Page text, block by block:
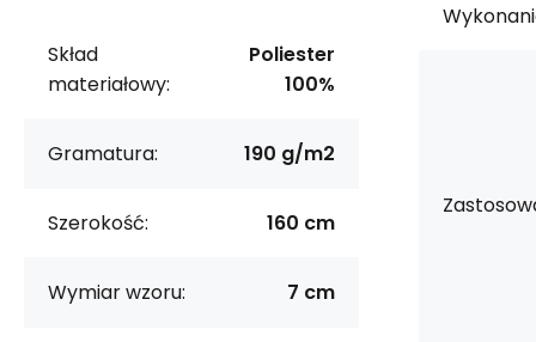
Skład
materiałowy:
Poliester
100%
Gramatura: 190 g/m2
Szerokość: 160 cm
Wymiar wzoru: 7 cm